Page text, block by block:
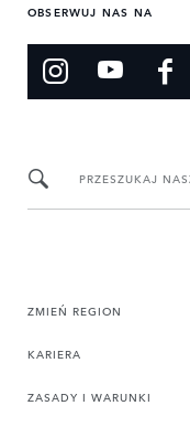
OBSERWUJ NAS NA
PRZESZUKAJ
ZMIEŃ REGION
KARIERA
ZASADY I WARUNKI